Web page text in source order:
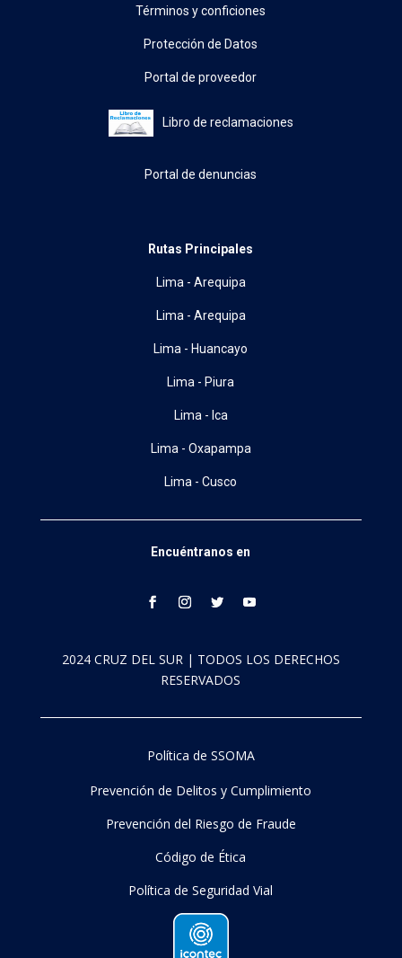
Términos y conficiones
Protección de Datos
Portal de proveedor
Libro de reclamaciones
Portal de denuncias
Rutas Principales
Lima - Arequipa
Lima - Arequipa
Lima - Huancayo
Lima - Piura
Lima - Ica
Lima - Oxapampa
Lima - Cusco
Encuéntranos en
2024 CRUZ DEL SUR | TODOS LOS DERECHOS
RESERVADOS
Política de SSOMA
Prevención de Delitos y Cumplimiento
Prevención del Riesgo de Fraude
Código de Ética
Política de Seguridad Vial